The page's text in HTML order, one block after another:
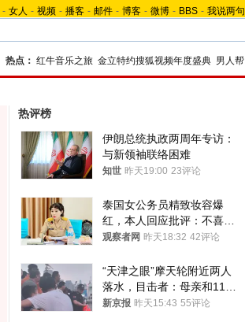
- 女人 - 视频 - 播客 - 邮件 - 博客 - 微博 - BBS - 我说两句
热点： 红牛音乐之旅 金立特约搜狐视频年度盛典 男人帮
热评榜
伊朗总统执政两周年专访：
与新领袖联络困难
知世 昨天19:00 23评论
泰国女公务员精致妆容爆
红，本人回应批评：不喜欢
就别看
观察者网 昨天18:32 42评论
“天津之眼”摩天轮附近两人
落水，目击者：母亲和11岁
儿子先后被打捞上岸
新京报 昨天15:43 55评论